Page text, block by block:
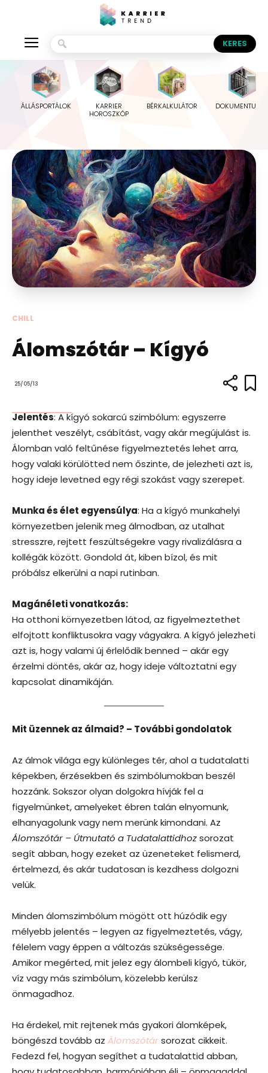
ÁLLÁSPORTÁLOK
KARRIER
HOROSZKÓP
BÉRKALKULÁTOR
CHILL
Álomszótár – Kígyó
25/05/13
Jelentés: A kígyó sokarcú szimbólum: egyszerre
jelenthet veszélyt, csábítást, vagy akár megújulást is.
Álomban való feltűnése figyelmeztetés lehet arra,
hogy valaki körülötted nem őszinte, de jelezheti azt is,
hogy ideje levetned egy régi szokást vagy szerepet.
Munka és élet egyensúlya: Ha a kígyó munkahelyi
környezetben jelenik meg álmodban, az utalhat
stresszre, rejtett feszültségekre vagy rivalizálásra a
kollégák között. Gondold át, kiben bízol, és mit
próbálsz elkerülni a napi rutinban.
Magánéleti vonatkozás:
Ha otthoni környezetben látod, az figyelmeztethet
elfojtott konfliktusokra vagy vágyakra. A kígyó jelezheti
azt is, hogy valami új érlelődik benned – akár egy
érzelmi döntés, akár az, hogy ideje változtatni egy
kapcsolat dinamikáján.
Mit üzennek az álmaid? – További gondolatok
Az álmok világa egy különleges tér, ahol a tudatalatti
képekben, érzésekben és szimbólumokban beszél
hozzánk. Sokszor olyan dolgokra hívják fel a
figyelmünket, amelyeket ébren talán elnyomunk,
elhanyagolunk vagy nem merünk kimondani. Az
Álomszótár – Útmutató a Tudatalattidhozsorozat
segít abban, hogy ezeket az üzeneteket felismerd,
értelmezd, és akár tudatosan is kezdhess dolgozni
velük.
Minden álomszimbólum mögött ott húzódik egy
mélyebb jelentés – legyen az figyelmeztetés, vágy,
félelem vagy éppen a változás szükségessége.
Amikor megérted, mit jelez egy álombeli kígyó, tükör,
víz vagy más szimbólum, közelebb kerülsz
önmagadhoz.
Ha érdekel, mit rejtenek más gyakori álomképek,
böngészd tovább az Álomszótársorozat cikkeit.
Fedezd fel, hogyan segíthet a tudatalattid abban,